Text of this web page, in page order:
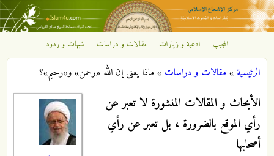
تجاوز إلى المحتوى الرئيسي
مركز
الإشعاع
الإسلامي
المجيب ادعية و زيارات مقالات و دراسات شبهات و ردود
أنت هنا
الرئيسية»مقالات و دراسات »ماذا یعنی إن الله «رحمن» و«رحیم»؟
الأبحاث و المقالات المنشورة لا تعبر عن
رأي الموقع بالضرورة ، بل تعبر عن رأي
أصحابها